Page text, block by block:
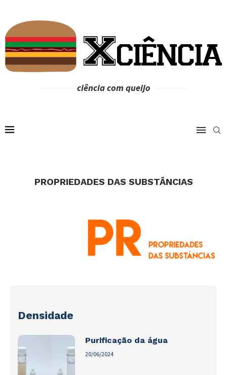
ciência com queijo
PROPRIEDADES DAS SUBSTÂNCIAS
Densidade
Purificação da água
20/06/2024